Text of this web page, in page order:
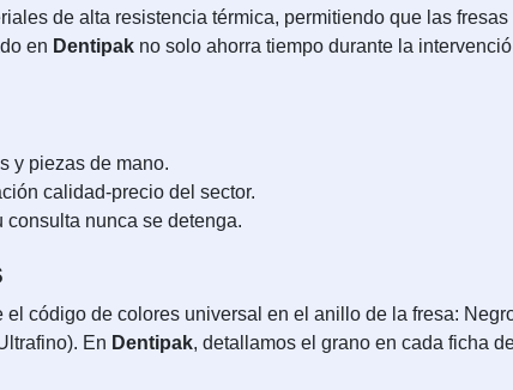
de alta resistencia térmica, permitiendo que las fresas
en Dentipak no solo ahorra tiempo durante la
y piezas de mano.
calidad-precio del sector.
consulta nunca se detenga.
el código de colores universal en el anillo de la fresa:
En Dentipak, detallamos el grano en cada ficha